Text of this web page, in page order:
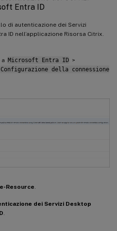
Entra ID
di autenticazione dei Servizi
ID nell’applicazione Risorsa Citrix.
a Microsoft Entra ID >
Configurazione della connessione
Resource
dei Servizi Desktop